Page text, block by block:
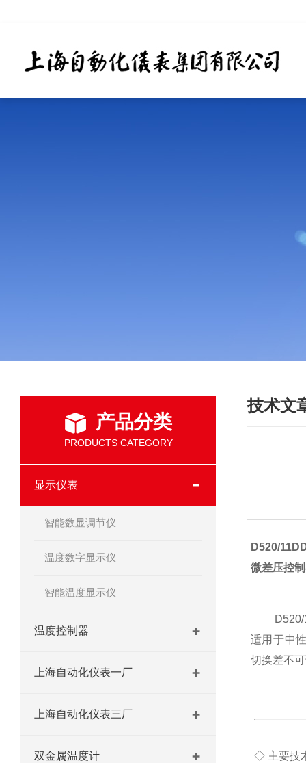
产品分类
PRODUCTS CATEGORY
显示仪表
智能数显调节仪
温度数字显示仪
智能温度显示仪
温度控制器
上海自动化仪表一厂
上海自动化仪表三厂
双金属温度计
技术文
D520/
微差压控
D520/
适用于中
切换差不
◇ 主要技